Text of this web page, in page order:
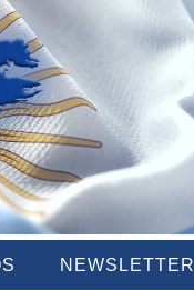
NEWSLETTER